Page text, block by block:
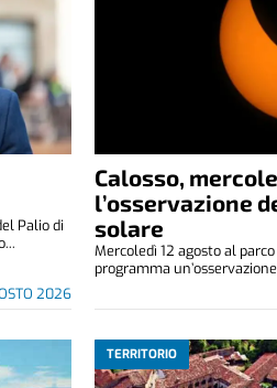
2026
Palio di
Calosso,
l’osservazione
solare
Mercoledì 12 agosto al
programma
TERRITORIO